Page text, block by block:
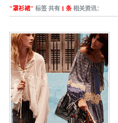
"罩衫裙" 标签 共有 1 条相关资讯：